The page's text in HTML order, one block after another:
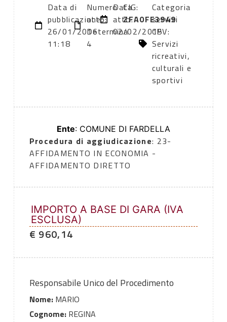
Data di
pubblicazione:
26/01/2016
11:18
Numero
atto:
Determina
4
Data
atto:
02/02/2015
CIG:
ZFA0FE3949
Categoria
servizi
CPV:
Servizi
ricreativi,
culturali e
sportivi
Ente: COMUNE DI FARDELLA
Procedura di aggiudicazione: 23-
AFFIDAMENTO IN ECONOMIA -
AFFIDAMENTO DIRETTO
IMPORTO A BASE DI GARA (IVA
ESCLUSA)
€ 960,14
Responsabile Unico del Procedimento
Nome:MARIO
Cognome:REGINA